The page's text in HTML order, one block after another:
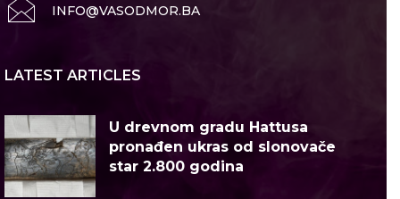
INFO@VASODMOR.BA
LATEST ARTICLES
U drevnom gradu Hattusa
pronađen ukras od slonovače
star 2.800 godina